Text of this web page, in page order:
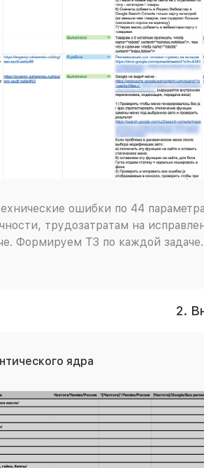
ошибки по 44
трудозатратам на
Формируем ТЗ по каждой
2.
ядра